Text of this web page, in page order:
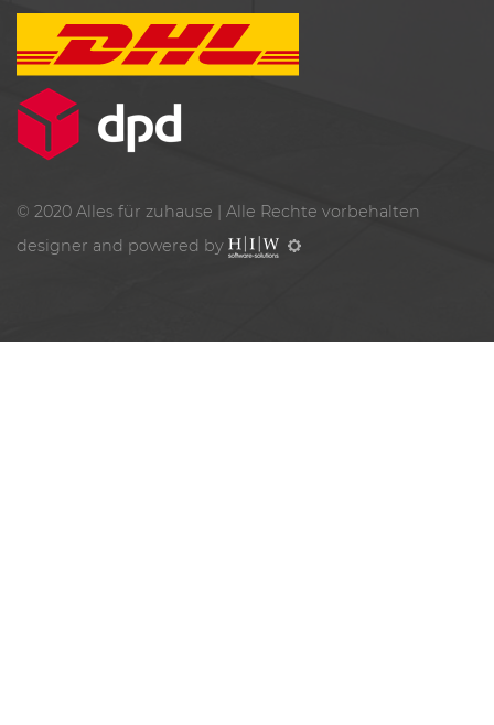
© 2020 Alles für zuhause | Alle Rechte vorbehalten
designer and powered by